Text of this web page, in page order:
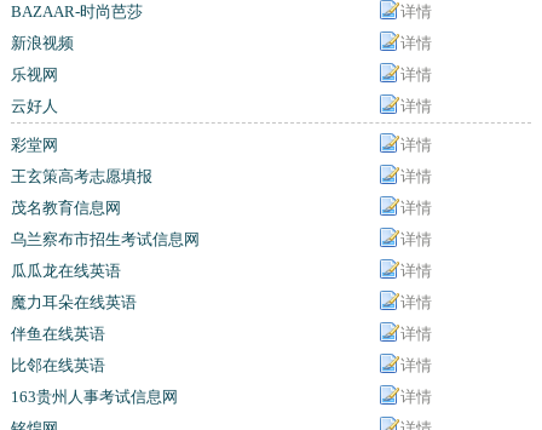
BAZAAR-时尚芭莎
详情
新浪视频
详情
乐视网
详情
云好人
详情
彩堂网
详情
王玄策高考志愿填报
详情
茂名教育信息网
详情
乌兰察布市招生考试信息网
详情
瓜瓜龙在线英语
详情
魔力耳朵在线英语
详情
伴鱼在线英语
详情
比邻在线英语
详情
163贵州人事考试信息网
详情